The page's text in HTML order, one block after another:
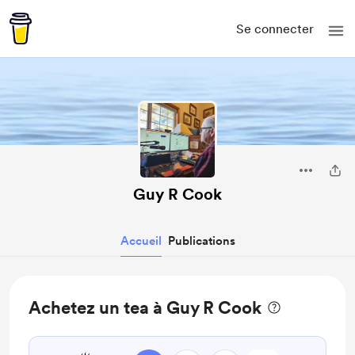
Se connecter
Guy R Cook
Accueil Publications
Achetez un tea à Guy R Cook